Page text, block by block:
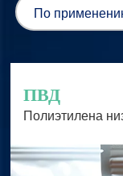
По
ПВД
Полиэтилена